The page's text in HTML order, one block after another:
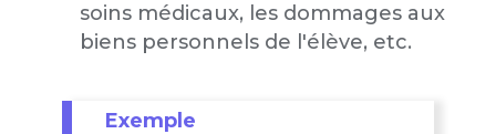
soins médicaux, les dommages aux
biens personnels de l'élève, etc.
Exemple